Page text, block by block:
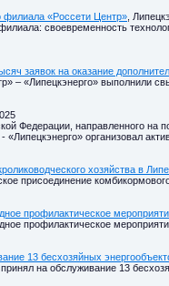
филиала «Россети Центр» ,
своевременность
заявок на оказание
– «Липецкэнерго» выполнили
Федерации, направленного на
организовал
хозяйства в
присоединение
профилактическое
профилактическое
13 бесхозяйных
на обслуживание 13